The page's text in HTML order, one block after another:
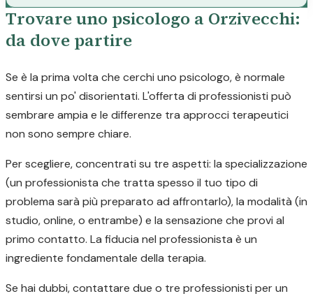
Trovare uno psicologo a Orzivecchi:
da dove partire
Se è la prima volta che cerchi uno psicologo, è normale
sentirsi un po' disorientati. L'offerta di professionisti può
sembrare ampia e le differenze tra approcci terapeutici
non sono sempre chiare.
Per scegliere, concentrati su tre aspetti: la specializzazione
(un professionista che tratta spesso il tuo tipo di
problema sarà più preparato ad affrontarlo), la modalità (in
studio, online, o entrambe) e la sensazione che provi al
primo contatto. La fiducia nel professionista è un
ingrediente fondamentale della terapia.
Se hai dubbi, contattare due o tre professionisti per un